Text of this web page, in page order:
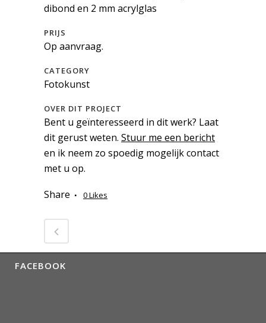
dibond en 2 mm acrylglas
PRIJS
Op aanvraag.
CATEGORY
Fotokunst
OVER DIT PROJECT
Bent u geïnteresseerd in dit werk? Laat
dit gerust weten. Stuur me een bericht
en ik neem zo spoedig mogelijk contact
met u op.
Share
0Likes
FACEBOOK